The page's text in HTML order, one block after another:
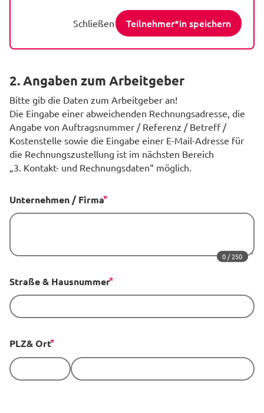
Schließen Teilnehmer*in speichern
2. Angaben zum Arbeitgeber
Bitte gib die Daten zum Arbeitgeber an!
Die Eingabe einer abweichenden Rechnungsadresse, die
Angabe von Auftragsnummer / Referenz / Betreff /
Kostenstelle sowie die Eingabe einer E-Mail-Adresse für
die Rechnungszustellung ist im nächsten Bereich
„3. Kontakt- und Rechnungsdaten“ möglich.
Unternehmen / Firma
0 / 250
Straße & Hausnummer
PLZ& Ort